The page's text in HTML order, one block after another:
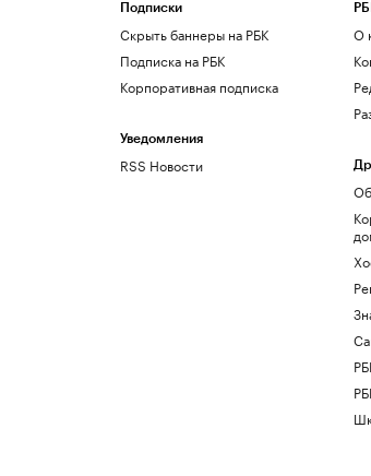
Подписки
Скрыть баннеры на РБК
Подписка на РБК
Корпоративная подписка
Уведомления
RSS Новости
О